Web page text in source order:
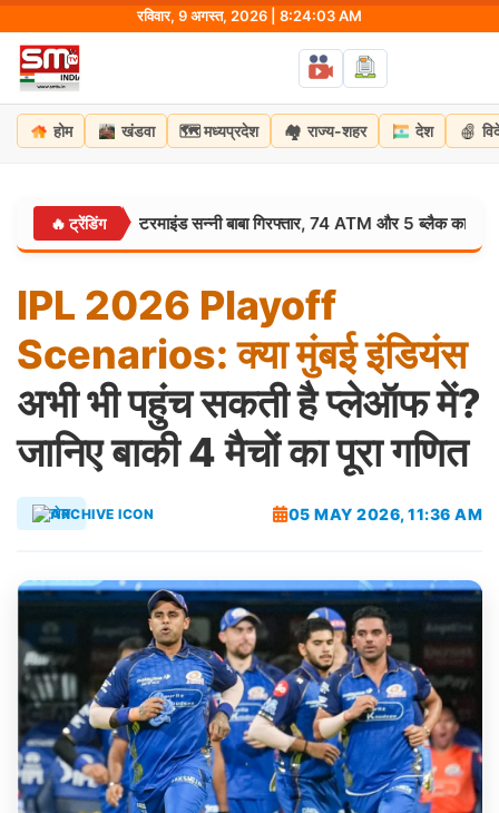
content
रविवार, 9 अगस्त, 2026 | 8:24:04 AM
होम खंडवा 🗺️ मध्यप्रदेश 🏘️ राज्य-शहर देश
🔥 ट्रेंडिंग
मास्टरमाइंड सन्नी बाबा गिरफ्तार, 74 ATM और 5 ब्लैक कार्ड बरामद
IPL 2026 Playoff
Scenarios: क्यामुंबईइंडियंस
अभी भी पहुंच सकती है प्लेऑफ में?
जानिए बाकी 4 मैचों का पूरा गणित
खेल 05 MAY 2026, 11:36 AM